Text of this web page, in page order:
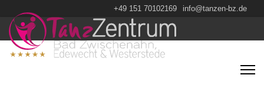
+49 151 70102169 info@tanzen-bz.de